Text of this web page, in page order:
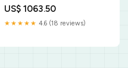
US$ 1063.50
★★★★★ 4.6 (18 reviews)